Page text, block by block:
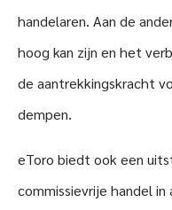
handelaren. Aan de
hoog kan zijn en het
de aantrekkingskracht
dempen.
eToro biedt ook een
commissievrije handel